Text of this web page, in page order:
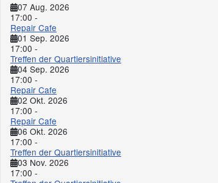
07 Aug. 2026
17:00 -
Repair Cafe
01 Sep. 2026
17:00 -
Treffen der Quartiersinitiative
04 Sep. 2026
17:00 -
Repair Cafe
02 Okt. 2026
17:00 -
Repair Cafe
06 Okt. 2026
17:00 -
Treffen der Quartiersinitiative
03 Nov. 2026
17:00 -